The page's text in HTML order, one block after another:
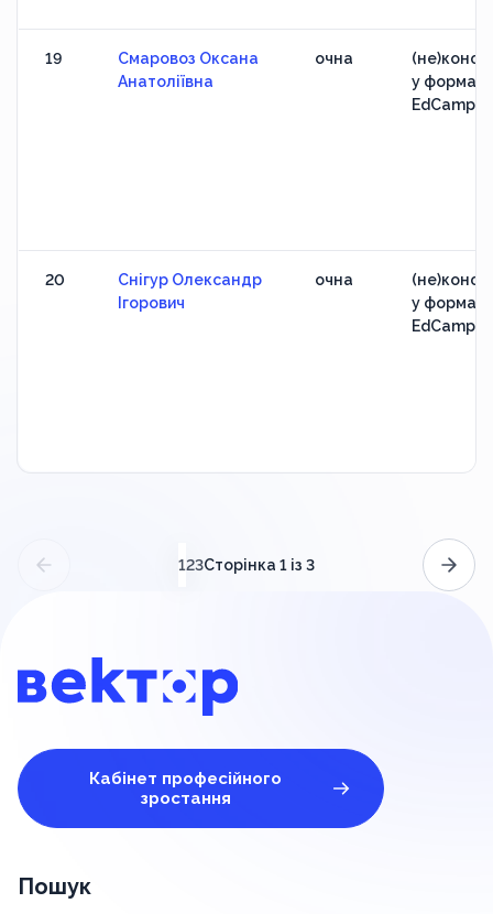
19
Смаровоз Оксана
Анатоліївна
очна
у форматі
EdCamp
20
Снігур Олександр
Ігорович
очна
у форматі
EdCamp
123Сторінка 1 із 3
Кабінет професійного
зростання
Пошук